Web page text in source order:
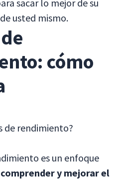
sacar lo mejor de su
usted mismo.
cómo
de rendimiento?
es un enfoque
comprender y mejorar el